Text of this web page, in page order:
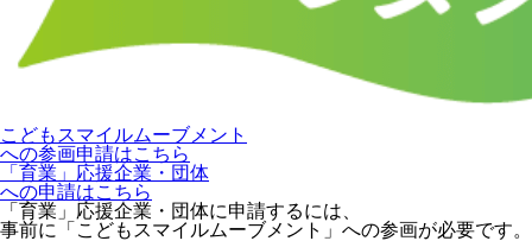
こどもスマイルムーブメント
への参画申請はこちら
「育業」応援企業・団体
への申請はこちら
「育業」応援企業・団体に申請するには、
事前に「こどもスマイルムーブメント」への参画が必要です。